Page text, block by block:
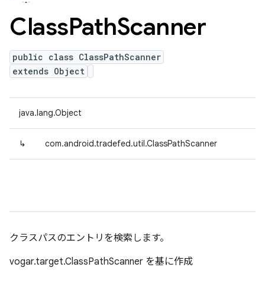
ClassPathScanner
public class ClassPathScanner
extends Object
java.lang.Object
↳ com.android.tradefed.util.ClassPathScanner
クラスパスのエントリを検索します。
vogar.target.ClassPathScanner を基に作成